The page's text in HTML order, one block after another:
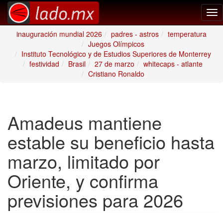
inauguración mundial 2026
padres - astros
temperatura
Juegos Olímpicos
Instituto Tecnológico y de Estudios Superiores de Monterrey
festividad
Brasil 27 de marzo
whitecaps - atlante
Cristiano Ronaldo
Amadeus mantiene
estable su beneficio hasta
marzo, limitado por
Oriente, y confirma
previsiones para 2026